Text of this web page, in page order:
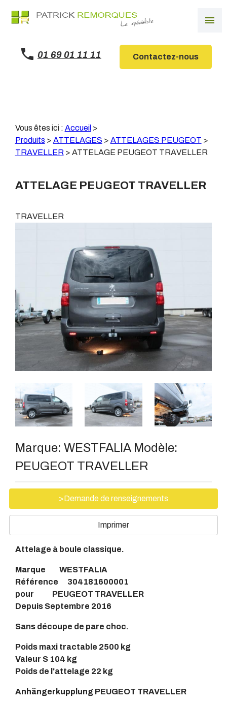
menu
01 69 01 11 11 Contactez-nous
Vous êtes ici : Accueil >
Produits > ATTELAGES > ATTELAGES PEUGEOT >
TRAVELLER > ATTELAGE PEUGEOT TRAVELLER
ATTELAGE PEUGEOT TRAVELLER
TRAVELLER
Marque: WESTFALIA Modèle:
PEUGEOT TRAVELLER
>Demande de renseignements
Imprimer
Attelage à boule classique.
Marque WESTFALIA
Référence 304181600001
pour PEUGEOT TRAVELLER
Depuis Septembre 2016
Sans découpe de pare choc.
Poids maxi tractable 2500 kg
Valeur S 104 kg
Poids de l'attelage 22 kg
Anhängerkupplung PEUGEOT TRAVELLER